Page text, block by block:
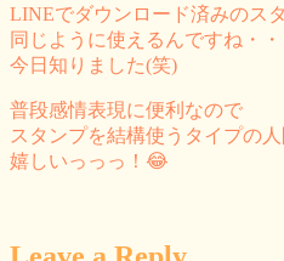
LINEでダウンロード済みのス
同じように使えるんですね・・
今日知りました(笑)
普段感情表現に便利なので
スタンプを結構使うタイプの
嬉しいっっっ！😂